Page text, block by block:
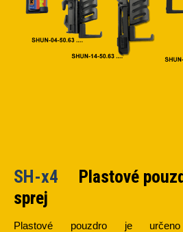
SH-x4 Plastové
sprej
Plastové pouzdro je